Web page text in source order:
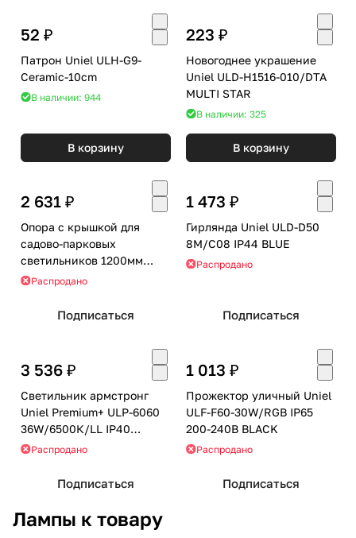
52 ₽
Патрон Uniel ULH-G9-
Ceramic-10cm
В наличии: 944
В корзину
223 ₽
Новогоднее украшение
Uniel ULD-H1516-010/DTA
MULTI STAR
В наличии: 325
В корзину
2 631 ₽
Опора с крышкой для
садово-парковых
светильников 1200мм
Uniel UFP-E11BN-1200
Распродано
Подписаться
1 473 ₽
Гирлянда Uniel ULD-D50
8M/С08 IP44 BLUE
Распродано
Подписаться
3 536 ₽
Светильник армстронг
Uniel Premium+ ULP-6060
36W/6500К/LL IP40
PREMIUM+ OPAL WHITE
Распродано
Подписаться
1 013 ₽
Прожектор уличный Uniel
ULF-F60-30W/RGB IP65
200-240В BLACK
Распродано
Подписаться
Лампы к товару